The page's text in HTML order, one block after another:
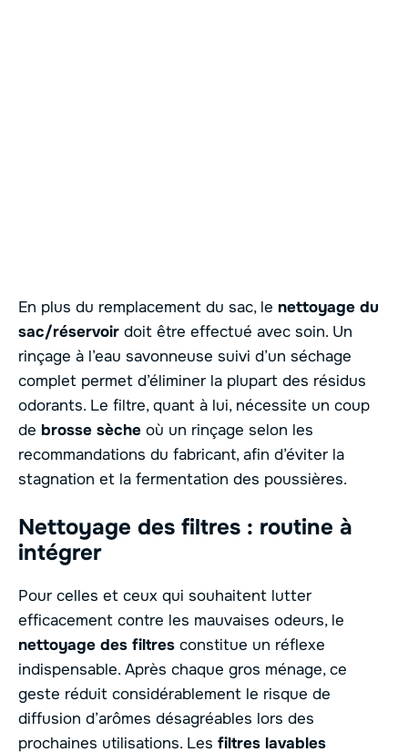
En plus du remplacement du sac, le nettoyage du
sac/réservoir doit être effectué avec soin. Un
rinçage à l’eau savonneuse suivi d’un séchage
complet permet d’éliminer la plupart des résidus
odorants. Le filtre, quant à lui, nécessite un coup
de brosse sèche où un rinçage selon les
recommandations du fabricant, afin d’éviter la
stagnation et la fermentation des poussières.
Nettoyage des filtres : routine à
intégrer
Pour celles et ceux qui souhaitent lutter
efficacement contre les mauvaises odeurs, le
nettoyage des filtres constitue un réflexe
indispensable. Après chaque gros ménage, ce
geste réduit considérablement le risque de
diffusion d’arômes désagréables lors des
prochaines utilisations. Les filtres lavables